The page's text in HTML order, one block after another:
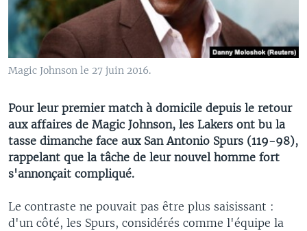
Magic Johnson le 27 juin 2016.
Pour leur premier match à domicile depuis le retour
aux affaires de Magic Johnson, les Lakers ont bu la
tasse dimanche face aux San Antonio Spurs (119-98),
rappelant que la tâche de leur nouvel homme fort
s'annonçait compliqué.
Le contraste ne pouvait pas être plus saisissant :
d'un côté, les Spurs, considérés comme l'équipe la